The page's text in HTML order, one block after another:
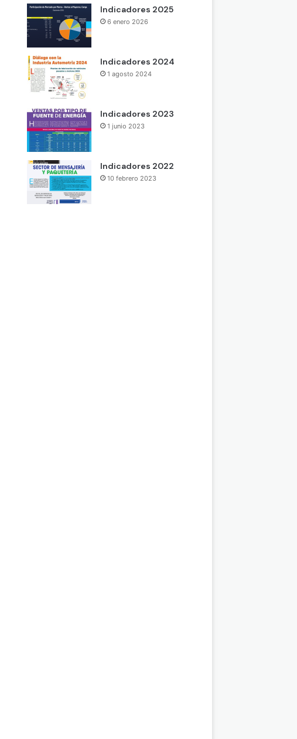
Indicadores 2025
6 enero 2026
Indicadores 2024
1 agosto 2024
Indicadores 2023
1 junio 2023
Indicadores 2022
10 febrero 2023